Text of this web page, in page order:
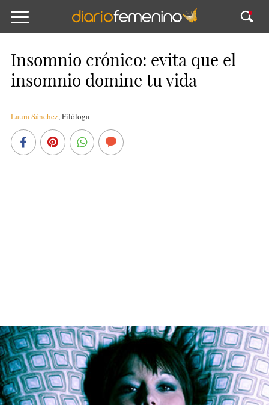
Insomnio crónico: evita que el
insomnio domine tu vida
Laura Sánchez,Filóloga